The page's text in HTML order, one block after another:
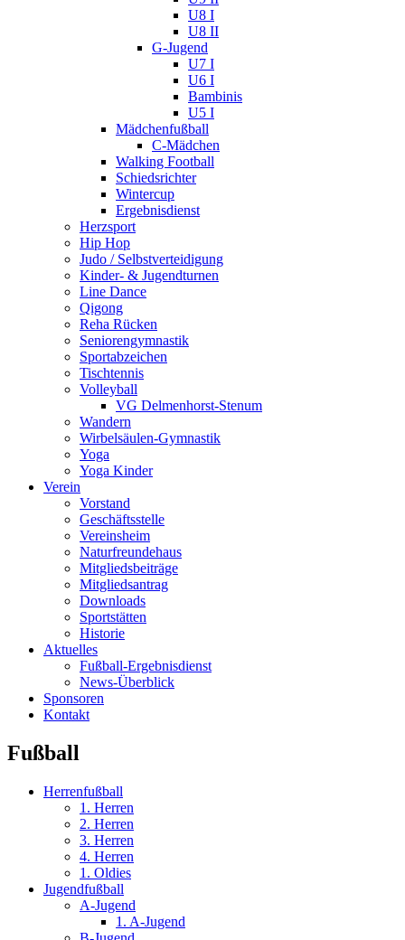
U8 I
U8 II
G-Jugend
U7 I
U6 I
Bambinis
U5 I
Mädchenfußball
C-Mädchen
Walking Football
Schiedsrichter
Wintercup
Ergebnisdienst
Herzsport
Hip Hop
Judo / Selbstverteidigung
Kinder- & Jugendturnen
Line Dance
Qigong
Reha Rücken
Seniorengymnastik
Sportabzeichen
Tischtennis
Volleyball
VG Delmenhorst-Stenum
Wandern
Wirbelsäulen-Gymnastik
Yoga
Yoga Kinder
Verein
Vorstand
Geschäftsstelle
Vereinsheim
Naturfreundehaus
Mitgliedsbeiträge
Mitgliedsantrag
Downloads
Sportstätten
Historie
Aktuelles
Fußball-Ergebnisdienst
News-Überblick
Sponsoren
Kontakt
Fußball
Herrenfußball
1. Herren
2. Herren
3. Herren
4. Herren
1. Oldies
Jugendfußball
A-Jugend
1. A-Jugend